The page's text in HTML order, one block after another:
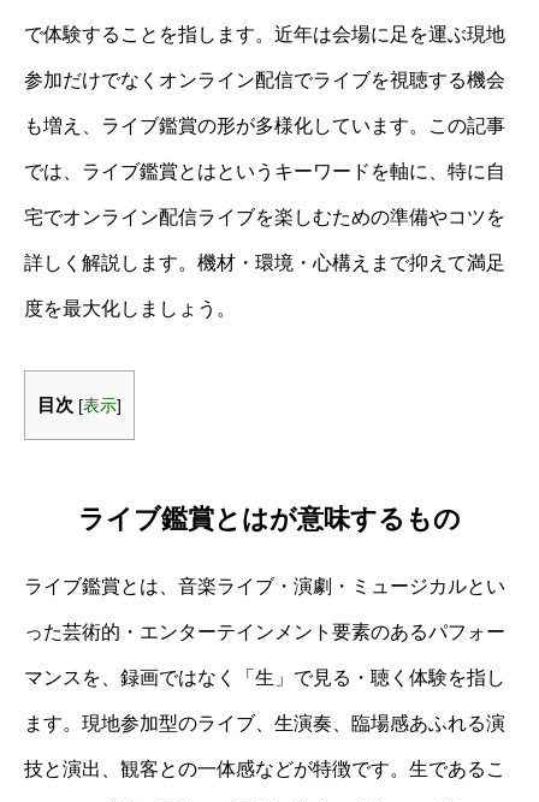
で体験することを指します。近年は会場に足を運ぶ現地
参加だけでなくオンライン配信でライブを視聴する機会
も増え、ライブ鑑賞の形が多様化しています。この記事
では、ライブ鑑賞とはというキーワードを軸に、特に自
宅でオンライン配信ライブを楽しむための準備やコツを
詳しく解説します。機材・環境・心構えまで抑えて満足
度を最大化しましょう。
目次 [表示]
ライブ鑑賞とはが意味するもの
ライブ鑑賞とは、音楽ライブ・演劇・ミュージカルとい
った芸術的・エンターテインメント要素のあるパフォー
マンスを、録画ではなく「生」で見る・聴く体験を指し
ます。現地参加型のライブ、生演奏、臨場感あふれる演
技と演出、観客との一体感などが特徴です。生であるこ